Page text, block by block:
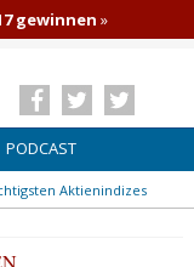
PODCAST
Aktienindizes
gewinnen »